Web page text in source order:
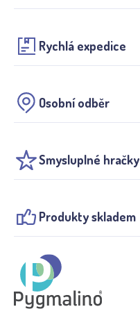
Rychlá expedice
Osobní odběr
Smysluplné hračky
Produkty skladem